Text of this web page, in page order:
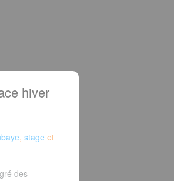
hiver
, stage et
des